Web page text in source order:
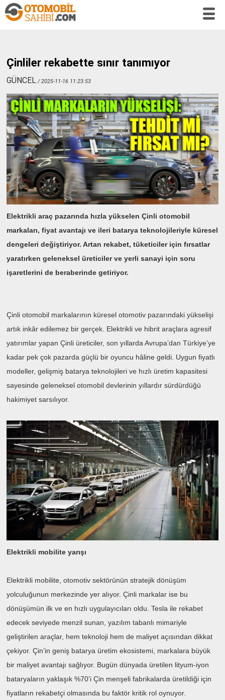
Çinliler rekabette sınır tanımıyor
GÜNCEL / 2025-11-16 11:23:53
Elektrikli araç pazarında hızla yükselen Çinli otomobil
markaları, fiyat avantajı ve ileri batarya teknolojileriyle küresel
dengeleri değiştiriyor. Artan rekabet, tüketiciler için fırsatlar
yaratırken geleneksel üreticiler ve yerli sanayi için soru
işaretlerini de beraberinde getiriyor.
Çinli otomobil markalarının küresel otomotiv pazarındaki yükselişi
artık inkâr edilemez bir gerçek. Elektrikli ve hibrit araçlara agresif
yatırımlar yapan Çinli üreticiler, son yıllarda Avrupa’dan Türkiye’ye
kadar pek çok pazarda güçlü bir oyuncu hâline geldi. Uygun fiyatlı
modeller, gelişmiş batarya teknolojileri ve hızlı üretim kapasitesi
sayesinde geleneksel otomobil devlerinin yıllardır sürdürdüğü
hakimiyet sarsılıyor.
Elektrikli mobilite yarışı
Elektrikli mobilite, otomotiv sektörünün stratejik dönüşüm
yolculuğunun merkezinde yer alıyor. Çinli markalar ise bu
dönüşümün ilk ve en hızlı uygulayıcıları oldu. Tesla ile rekabet
edecek seviyede menzil sunan, yazılım tabanlı mimariyle
geliştirilen araçlar, hem teknoloji hem de maliyet açısından dikkat
çekiyor. Çin’in geniş batarya üretim ekosistemi, markalara büyük
bir maliyet avantajı sağlıyor. Bugün dünyada üretilen lityum-iyon
bataryaların yaklaşık %70’i Çin menşeli fabrikalarda üretildiği için
fiyatların rekabetçi olmasında bu faktör kritik rol oynuyor.